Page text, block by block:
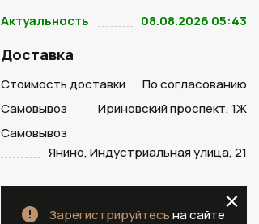
Актуальность 08.08.2026 05:43
Доставка
Стоимость доставки
По согласованию
Самовывоз
Ириновский проспект, 1Ж
Самовывоз
Янино, Индустриальная улица, 21
Зарегистрируйтесьна сайте